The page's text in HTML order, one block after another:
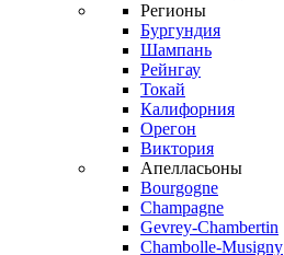
Регионы
Бургундия
Шампань
Рейнгау
Токай
Калифорния
Орегон
Виктория
Апелласьоны
Bourgogne
Champagne
Gevrey-Chambertin
Chambolle-Musigny